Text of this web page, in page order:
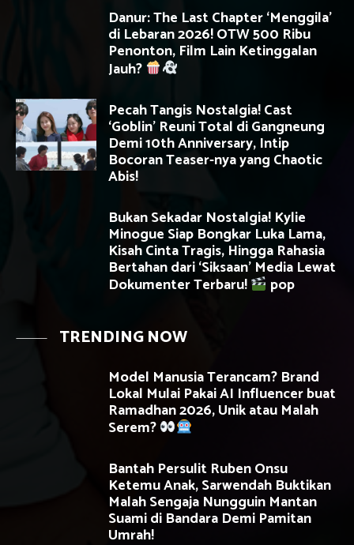
Danur: The Last Chapter ‘Menggila’
di Lebaran 2026! OTW 500 Ribu
Penonton, Film Lain Ketinggalan
Jauh?
Pecah Tangis Nostalgia! Cast
‘Goblin’ Reuni Total di Gangneung
Demi 10th Anniversary, Intip
Bocoran Teaser-nya yang Chaotic
Abis!
Bukan Sekadar Nostalgia! Kylie
Minogue Siap Bongkar Luka Lama,
Kisah Cinta Tragis, Hingga Rahasia
Bertahan dari ‘Siksaan’ Media Lewat
Dokumenter Terbaru! pop
TRENDING NOW
Model Manusia Terancam? Brand
Lokal Mulai Pakai AI Influencer buat
Ramadhan 2026, Unik atau Malah
Serem?
Bantah Persulit Ruben Onsu
Ketemu Anak, Sarwendah Buktikan
Malah Sengaja Nungguin Mantan
Suami di Bandara Demi Pamitan
Umrah!